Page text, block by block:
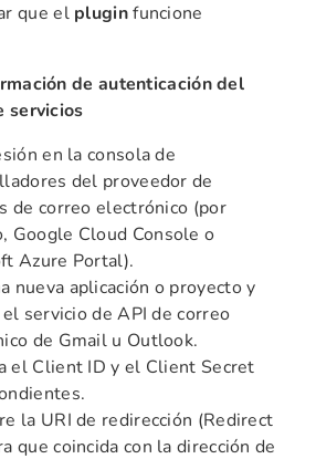
que el pluginfuncione
de autenticación del
servicios
en la consola de
del proveedor de
de correo electrónico (por
Google Cloud Console o
Azure Portal).
nueva aplicación o proyecto y
servicio de API de correo
de Gmail u Outlook.
el Client ID y el Client Secret
la URI de redirección (Redirect
que coincida con la dirección de